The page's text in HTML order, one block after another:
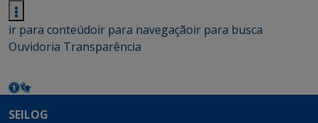
ir para conteúdoir para navegaçãoir para busca
Ouvidoria Transparência
SEILOG